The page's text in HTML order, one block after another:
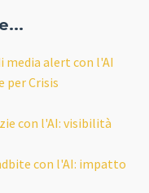
media alert con l'AI
per Crisis
con l'AI: visibilità
con l'AI: impatto